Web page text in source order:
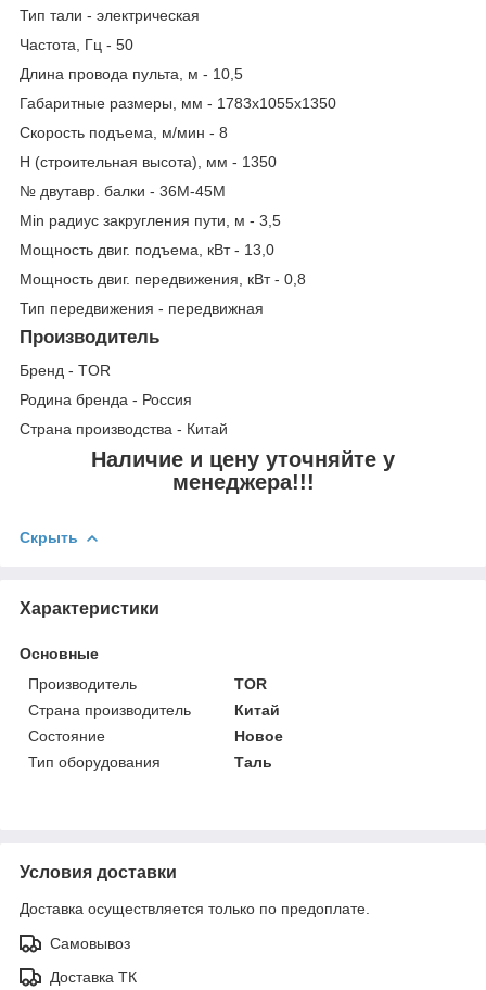
Тип тали - электрическая
Частота, Гц - 50
Длина провода пульта, м - 10,5
Габаритные размеры, мм - 1783х1055х1350
Скорость подъема, м/мин - 8
Н (строительная высота), мм - 1350
№ двутавр. балки - 36М-45М
Min радиус закругления пути, м - 3,5
Мощность двиг. подъема, кВт - 13,0
Мощность двиг. передвижения, кВт - 0,8
Тип передвижения - передвижная
Производитель
Бренд - TOR
Родина бренда - Россия
Страна производства - Китай
Наличие и цену уточняйте у
менеджера!!!
Скрыть
Характеристики
Основные
Производитель
TOR
Страна производитель
Китай
Состояние
Новое
Тип оборудования
Таль
Условия доставки
Доставка осуществляется только по предоплате.
Самовывоз
Доставка ТК